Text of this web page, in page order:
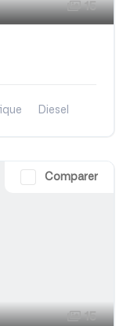
15
Diesel
Comparer
15